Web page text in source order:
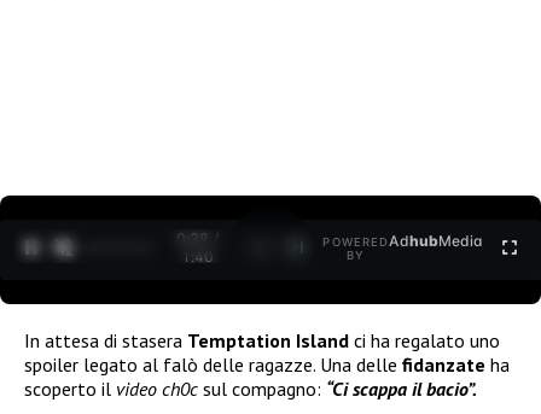
0:30 /
1:40
POWERED
BY
AdhubMedia
In attesa di stasera Temptation Island ci ha regalato uno
spoiler legato al falò delle ragazze. Una delle fidanzate ha
scoperto il video ch0c sul compagno: “Ci scappa il bacio”.